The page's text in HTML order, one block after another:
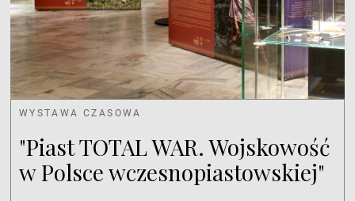
WYSTAWA CZASOWA
"Piast TOTAL WAR. Wojskowość
w Polsce wczesnopiastowskiej"